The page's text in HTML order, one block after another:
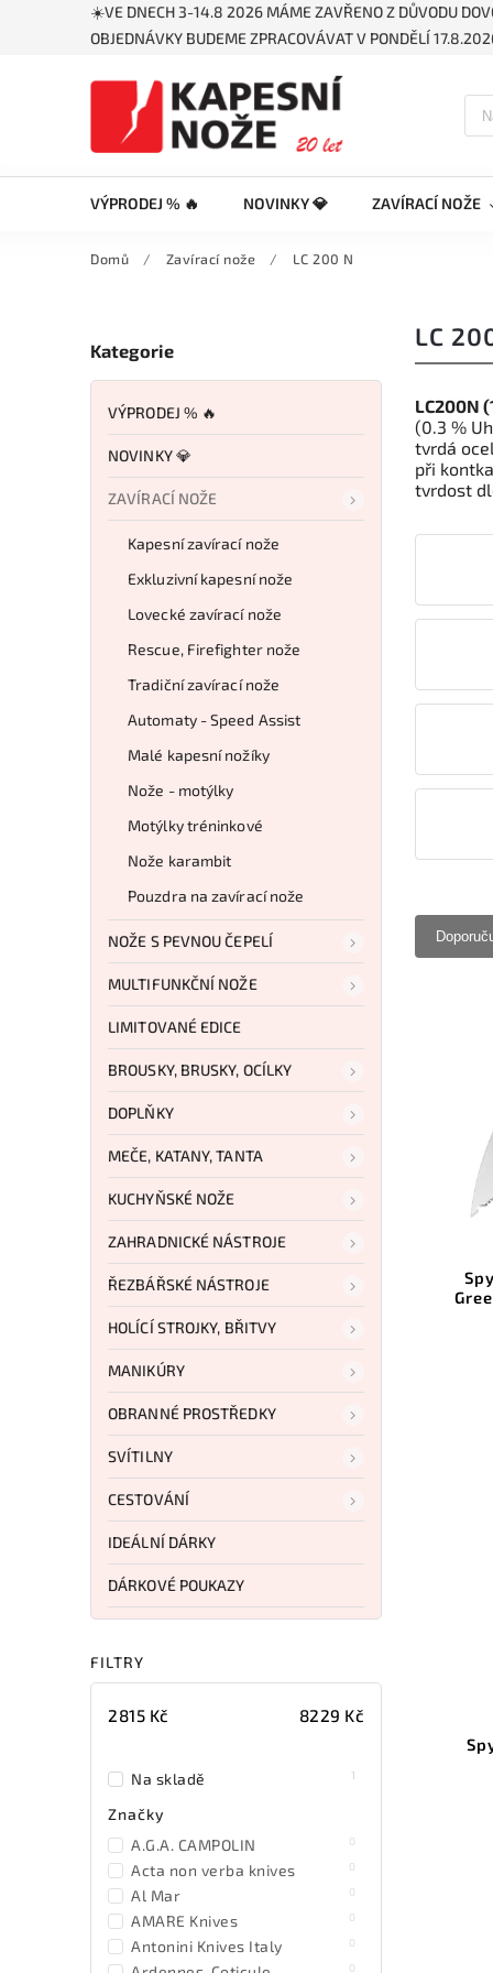
☀️VE DNECH 3-14.8 2026 MÁME ZAVŘENO Z DŮVODU
OBJEDNÁVKY BUDEME ZPRACOVÁVAT V PONDĚLÍ
VÝPRODEJ % 🔥 NOVINKY 💎 ZAVÍRACÍ NOŽE
Domů / Zavírací nože / LC 200 N
Kategorie
VÝPRODEJ % 🔥
NOVINKY 💎
ZAVÍRACÍ NOŽE
Kapesní zavírací nože
Exkluzivní kapesní nože
Lovecké zavírací nože
Rescue, Firefighter nože
Tradiční zavírací nože
Automaty - Speed Assist
Malé kapesní nožíky
Nože - motýlky
Motýlky tréninkové
Nože karambit
Pouzdra na zavírací nože
NOŽE S PEVNOU ČEPELÍ
MULTIFUNKČNÍ NOŽE
LIMITOVANÉ EDICE
BROUSKY, BRUSKY, OCÍLKY
DOPLŇKY
MEČE, KATANY, TANTA
KUCHYŇSKÉ NOŽE
ZAHRADNICKÉ NÁSTROJE
ŘEZBÁŘSKÉ NÁSTROJE
HOLÍCÍ STROJKY, BŘITVY
MANIKÚRY
OBRANNÉ PROSTŘEDKY
SVÍTILNY
CESTOVÁNÍ
IDEÁLNÍ DÁRKY
DÁRKOVÉ POUKAZY
FILTRY
2815 Kč 8229 Kč
Na skladě 1
Značky
A.G.A. CAMPOLIN
0
Acta non verba knives 0
Al Mar 0
AMARE Knives 0
Antonini Knives Italy 0
0
LC
LC200N
(0.3 %
tvrdá
při
tvrdost